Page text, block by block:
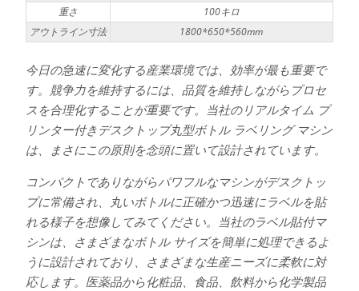
重さ
100キロ
アウトライン寸法
1800*650*560mm
今日の急速に変化する産業環境では、効率が最も重要で
す。競争力を維持するには、品質を維持しながらプロセ
スを合理化することが重要です。当社のリアルタイム プ
リンター付きデスクトップ丸型ボトル ラベリング マシン
は、まさにこの原則を念頭に置いて設計されています。
コンパクトでありながらパワフルなマシンがデスクトッ
プに常備され、丸いボトルに正確かつ迅速にラベルを貼
れる様子を想像してみてください。当社のラベル貼付マ
シンは、さまざまなボトル サイズを簡単に処理できるよ
うに設計されており、さまざまな生産ニーズに柔軟に対
応します。医薬品から化粧品、食品、飲料から化学製品